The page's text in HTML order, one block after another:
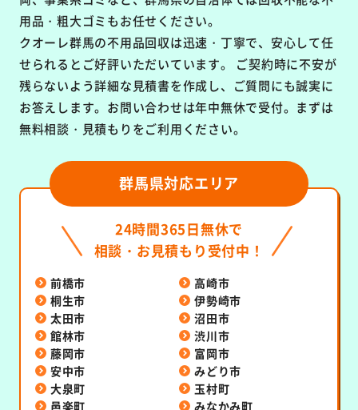
用品・粗大ゴミもお任せください。
クオーレ群馬の不用品回収は迅速・丁寧で、安心して任
せられるとご好評いただいています。
ご契約時に不安が
残らないよう詳細な見積書を作成し、ご質問にも誠実に
お答えします。お問い合わせは年中無休で受付。まずは
無料相談・見積もりをご利用ください。
群馬県対応エリア
24時間365日無休で
相談・お見積もり受付中！
前橋市
高崎市
桐生市
伊勢崎市
太田市
沼田市
館林市
渋川市
藤岡市
富岡市
安中市
みどり市
大泉町
玉村町
邑楽町
みなかみ町